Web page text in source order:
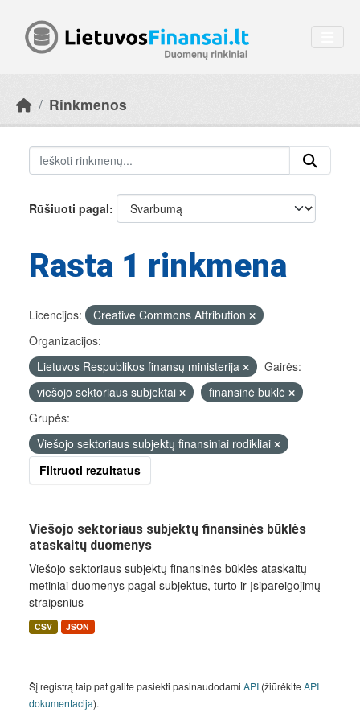
Rinkmenos
Rūšiuoti pagal
Rasta 1 rinkmena
Licencijos:
Creative Commons Attribution
Organizacijos:
Lietuvos Respublikos finansų ministerija
Gairės:
viešojo sektoriaus subjektai
finansinė būklė
Grupės:
Viešojo sektoriaus subjektų finansiniai rodikliai
Filtruoti rezultatus
Viešojo sektoriaus subjektų finansinės būklės
ataskaitų duomenys
Viešojo sektoriaus subjektų finansinės būklės ataskaitų
metiniai duomenys pagal subjektus, turto ir įsipareigojimų
straipsnius
CSV JSON
Šį registrą taip pat galite pasiekti pasinaudodami API (žiūrėkiteAPI
dokumentacija).